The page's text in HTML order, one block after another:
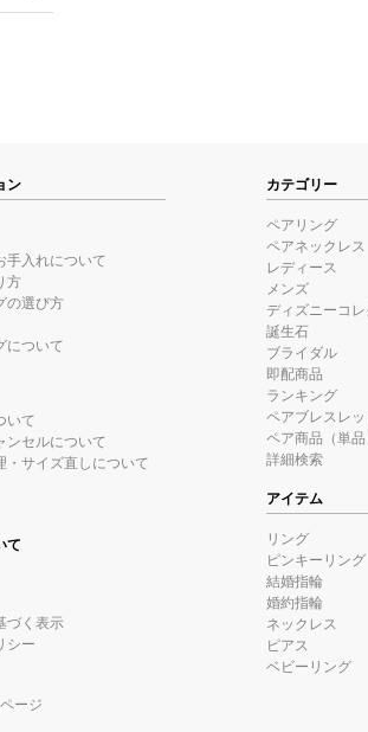
ン
手入れについて
方
の選び方
について
いて
ンセルについて
・サイズ直しについて
て
づく表示
シー
ージ
カテゴリー
ペアリング
ペアネックレス
レディース
メンズ
ディズニーコ
誕生石
ブライダル
即配商品
ランキング
ペアブレスレッ
ペア商品（単品
詳細検索
アイテム
リング
ピンキーリング
結婚指輪
婚約指輪
ネックレス
ピアス
ベビーリング